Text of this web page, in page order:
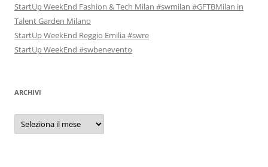
StartUp WeekEnd Fashion & Tech Milan #swmilan #GFTBMilan in
Talent Garden Milano
StartUp WeekEnd Reggio Emilia #swre
StartUp WeekEnd #swbenevento
ARCHIVI
Archivi